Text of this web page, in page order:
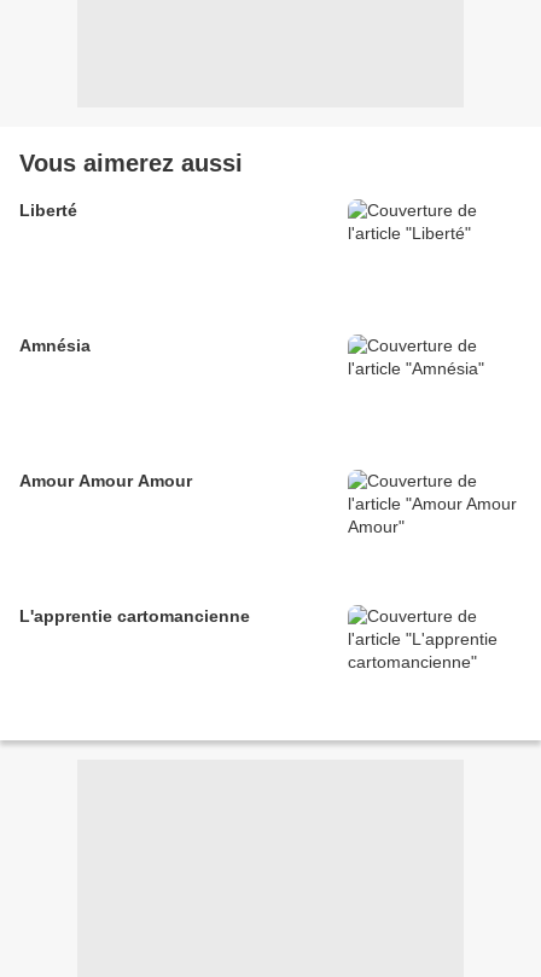
Vous aimerez aussi
Liberté
Amnésia
Amour Amour Amour
L'apprentie cartomancienne